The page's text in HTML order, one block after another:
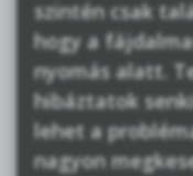
szintén csak
hogy a
nyomás alatt.
hibáztatok
lehet a
nagyon